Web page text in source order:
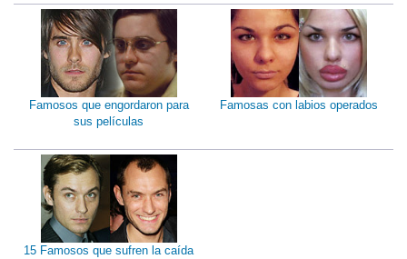
Famosos que engordaron para
sus películas
Famosas con labios operados
15 Famosos que sufren la caída